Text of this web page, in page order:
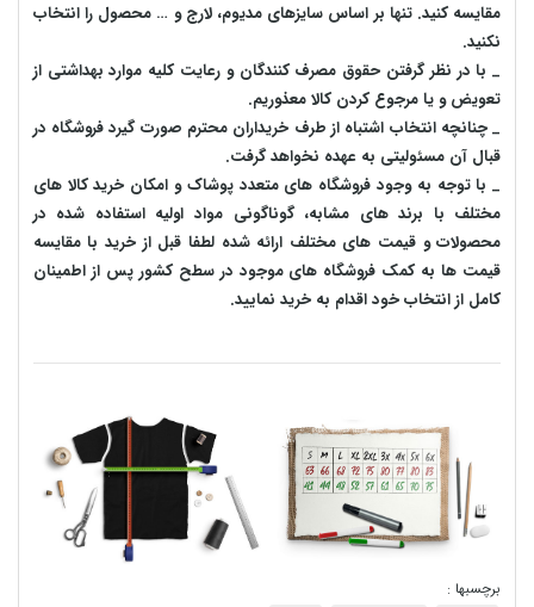
مقایسه کنید. تنها بر اساس سایزهای مدیوم، لارج و … محصول را انتخاب
نکنید.
_ با در نظر گرفتن حقوق مصرف کنندگان و رعایت کلیه موارد بهداشتی از
تعویض و یا مرجوع کردن کالا معذوریم.
_ چنانچه انتخاب اشتباه از طرف خریداران محترم صورت گیرد فروشگاه در
قبال آن مسئولیتی به عهده نخواهد گرفت.
_ با توجه به‌ وجود فروشگاه های متعدد‌ پوشاک و امکان خرید کالا های
مختلف با برند های مشابه، گوناگونی مواد اولیه استفاده شده در
محصولات و قیمت های مختلف ارائه شده لطفا قبل از خرید با مقایسه
قیمت ها به کمک فروشگاه های موجود در سطح کشور پس از اطمینان
کامل از انتخاب خود اقدام به خرید نمایید.
برچسبها :